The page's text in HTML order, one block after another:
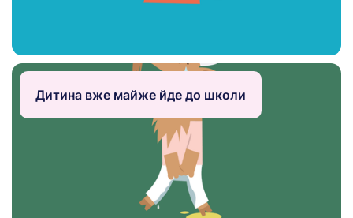
Дитина вже майже йде до школи